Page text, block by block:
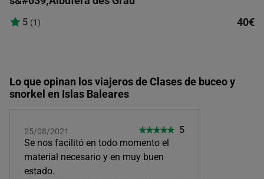
5 (1) 40€
Lo que opinan los viajeros de Clases de buceo y
snorkel en Islas Baleares
25/08/2021
5
Se nos facilitó en todo momento el
material necesario y en muy buen
estado.